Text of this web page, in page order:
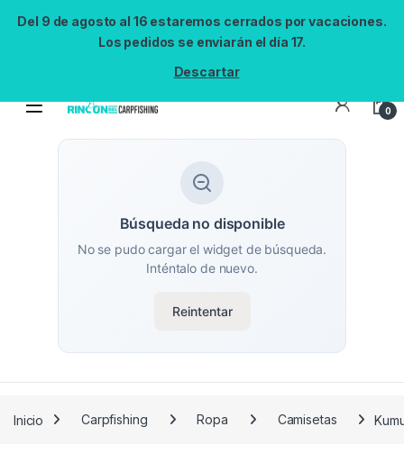
Del 9 de agosto al 16 estaremos cerrados por vacaciones.
Los pedidos se enviarán el día 17.
Descartar
0
Búsqueda no disponible
No se pudo cargar el widget de búsqueda.
Inténtalo de nuevo.
Reintentar
Inicio Carpfishing Ropa Camisetas